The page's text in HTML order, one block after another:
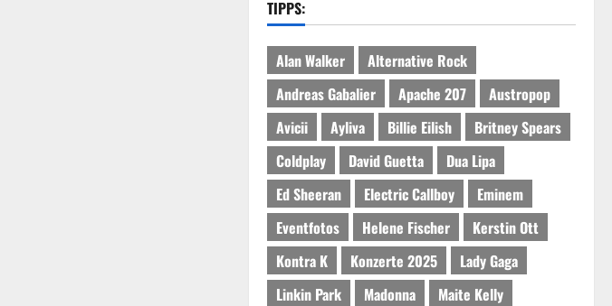
TIPPS:
Alan Walker
Alternative Rock
Andreas Gabalier
Apache 207
Austropop
Avicii
Ayliva Billie Eilish
Britney Spears
Coldplay
David Guetta
Dua Lipa
Ed Sheeran
Electric Callboy
Eminem
Eventfotos
Helene Fischer
Kerstin Ott
Kontra K
Konzerte 2025
Lady Gaga
Linkin Park
Madonna
Maite Kelly